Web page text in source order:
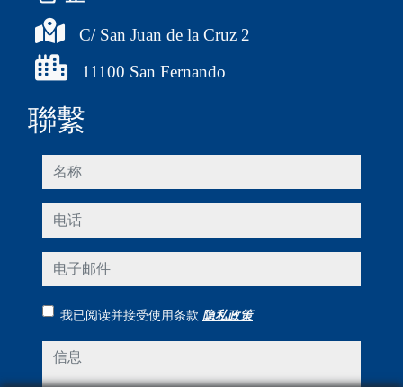
C/ San Juan de la Cruz 2
11100 San Fernando
聯繫
名称
电话
电子邮件
我已阅读并接受使用条款 隐私政策
信息